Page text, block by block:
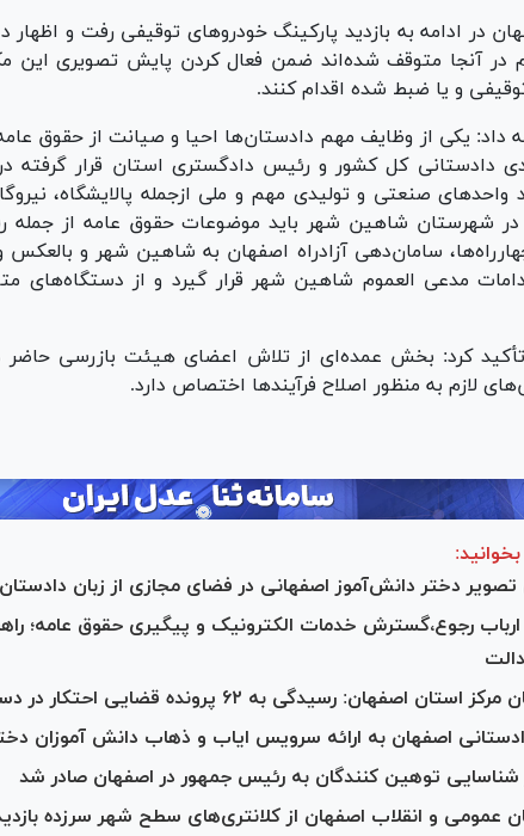
در ادامه به بازدید پارکینگ خودرو‌های توقیفی رفت و
در آنجا متوقف شده‌اند ضمن فعال کردن پایش تصویری این
و یا ضبط شده اقدام کنند.
داد: یکی از وظایف مهم دادستان‌ها احیا و صیانت از حقوق
دادستانی کل کشور و رئیس دادگستری استان قرار گرفته
صنعتی و تولیدی مهم و ملی ازجمله پالایشگاه،
شهرستان شاهین شهر باید موضوعات حقوق عامه از جمله
سامان‌دهی آزادراه اصفهان به شاهین شهر و
مدعی العموم شاهین شهر قرار گیرد و از دستگاه‌های
تأکید کرد: بخش عمده‌ای از تلاش اعضای هیئت بازرسی
لازم به منظور اصلاح فرآیند‌ها اختصاص دارد.
تصویر دختر دانش‌آموز اصفهانی در فضای‌ مجازی از زبان
رجوع،گسترش خدمات الکترونیک و پیگیری حقوق عامه؛
اصفهان: رسیدگی به ۶۲ پرونده قضایی احتکار در دستور کار قرار گرفته است
اصفهان به ارائه سرویس ایاب و ذهاب دانش آموزان
شناسایی توهین کنندگان به رئیس جمهور در اصفهان صادر شد
عمومی و انقلاب اصفهان از کلانتری‌های سطح شهر سرزده